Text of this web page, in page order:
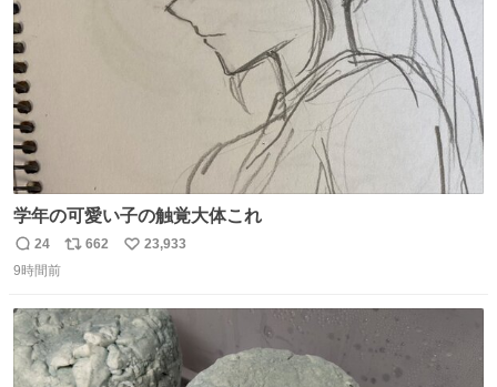
学年の可愛い子の触覚大体これ
返
信
24
リ
ト
数
662
い
数
23,933
9時間前